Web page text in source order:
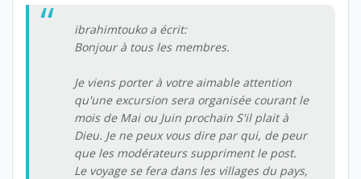
ibrahimtouko a écrit:
Bonjour à tous les membres.
Je viens porter à votre aimable attention
qu'une excursion sera organisée courant le
mois de Mai ou Juin prochain S'il plait à
Dieu. Je ne peux vous dire par qui, de peur
que les modérateurs suppriment le post.
Le voyage se fera dans les villages du pays,